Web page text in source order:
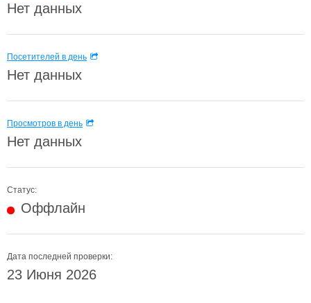
Нет данных
Посетителей в день
Нет данных
Просмотров в день
Нет данных
Статус:
Оффлайн
Дата последней проверки:
23 Июня 2026